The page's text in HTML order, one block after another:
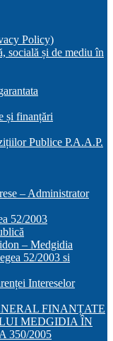
Policy)
socială și de mediu în
și finanțări
Publice P.A.A.P.
– Administrator
52/2003
– Medgidia
52/2003 si
Intereselor
FINANȚATE
MEDGIDIA ÎN
350/2005